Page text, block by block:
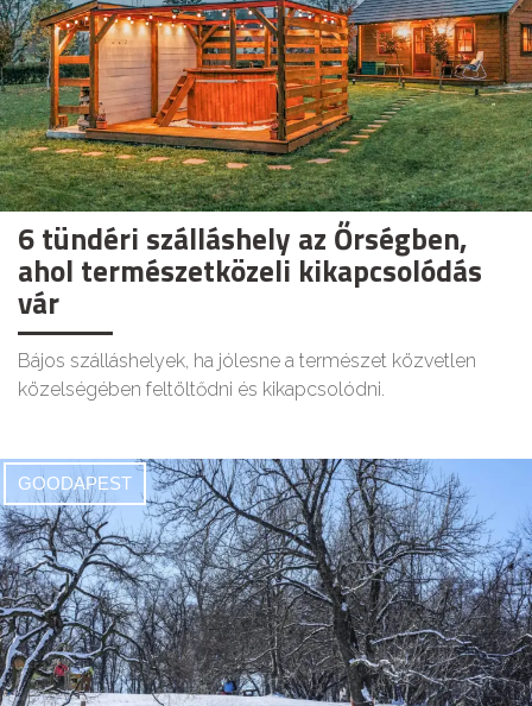
6 tündéri szálláshely az Őrségben,
ahol természetközeli kikapcsolódás
vár
Bájos szálláshelyek, ha jólesne a természet közvetlen
közelségében feltöltődni és kikapcsolódni.
GOODAPEST